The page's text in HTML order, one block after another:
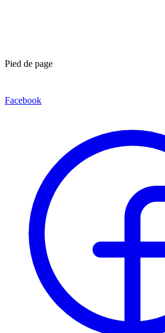
Pied de page
Facebook